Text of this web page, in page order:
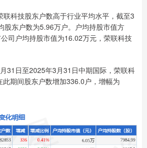
科技股东户数高于行业平均水平，截至3
股东户数为5.96万户。户均持股市值方
司户均持股市值为16.02万元，荣联科技
31日至2025年3月31日中期国际，荣联科
期间股东户数增加336.0户，增幅为